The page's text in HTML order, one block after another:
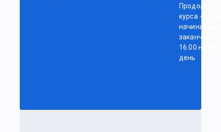
курса - 2
начинается
16.00 на
день